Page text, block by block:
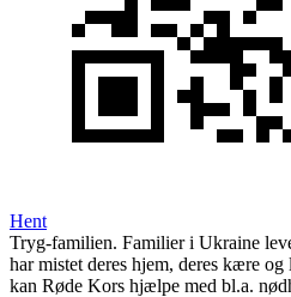
Hent
Tryg-familien. Familier i Ukraine
har mistet deres hjem, deres kære
kan Røde Kors hjælpe med bl.a.